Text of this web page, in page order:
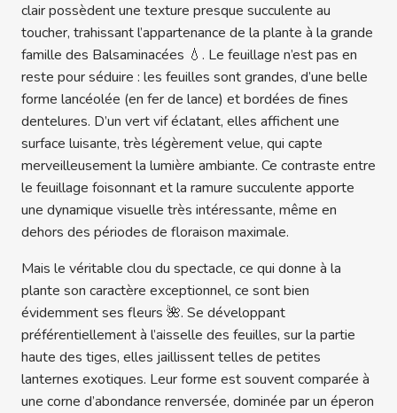
clair possèdent une texture presque succulente au
toucher, trahissant l’appartenance de la plante à la grande
famille des Balsaminacées 💧. Le feuillage n’est pas en
reste pour séduire : les feuilles sont grandes, d’une belle
forme lancéolée (en fer de lance) et bordées de fines
dentelures. D’un vert vif éclatant, elles affichent une
surface luisante, très légèrement velue, qui capte
merveilleusement la lumière ambiante. Ce contraste entre
le feuillage foisonnant et la ramure succulente apporte
une dynamique visuelle très intéressante, même en
dehors des périodes de floraison maximale.
Mais le véritable clou du spectacle, ce qui donne à la
plante son caractère exceptionnel, ce sont bien
évidemment ses fleurs 🌺. Se développant
préférentiellement à l’aisselle des feuilles, sur la partie
haute des tiges, elles jaillissent telles de petites
lanternes exotiques. Leur forme est souvent comparée à
une corne d’abondance renversée, dominée par un éperon